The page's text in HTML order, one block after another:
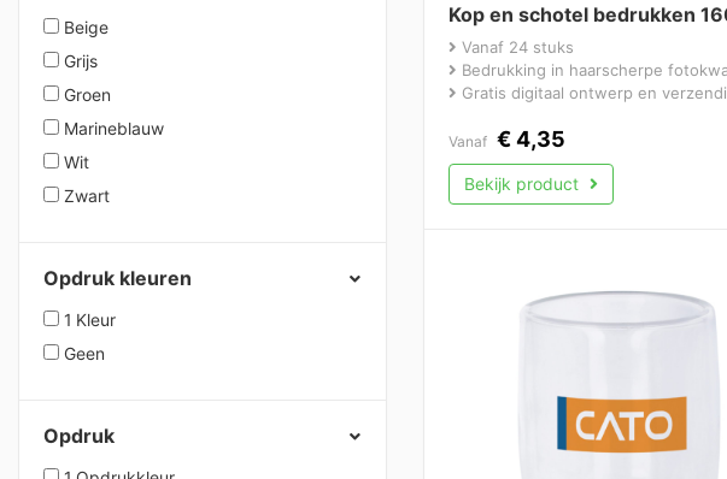
Beige
Grijs
Groen
Marineblauw
Wit
Zwart
Opdruk kleuren
1 Kleur
Geen
Opdruk
Kop en schotel bedrukken
Vanaf 24 stuks
Bedrukking in haarscherpe
Gratis digitaal ontwerp en
Vanaf €4,35
Bekijk product